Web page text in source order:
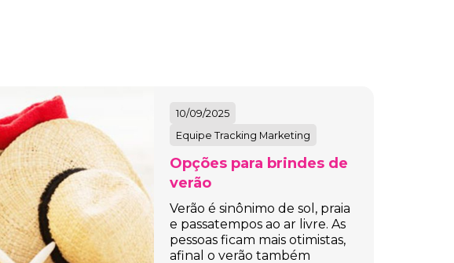
10/09/2025
Equipe Tracking Marketing
Opções para brindes de
verão
Verão é sinônimo de sol, praia
e passatempos ao ar livre. As
pessoas ficam mais otimistas,
afinal o verão também